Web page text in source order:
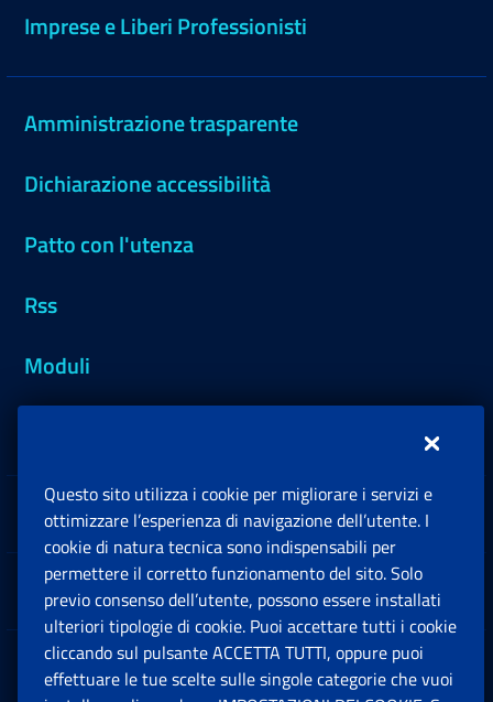
Imprese e Liberi Professionisti
Amministrazione trasparente
Dichiarazione accessibilità
Patto con l'utenza
Rss
Moduli
Sedi e Contatti
Software
Note Legali
Questo sito utilizza i cookie per migliorare i servizi e
ottimizzare l’esperienza di navigazione dell’utente. I
cookie di natura tecnica sono indispensabili per
permettere il corretto funzionamento del sito. Solo
previo consenso dell’utente, possono essere installati
ulteriori tipologie di cookie. Puoi accettare tutti i cookie
cliccando sul pulsante ACCETTA TUTTI, oppure puoi
effettuare le tue scelte sulle singole categorie che vuoi